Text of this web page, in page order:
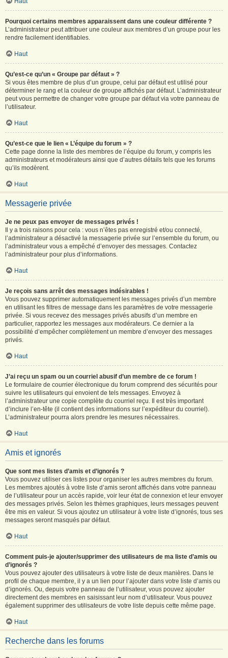
Pourquoi certains membres apparaissent dans une couleur différente ?
L’administrateur peut attribuer une couleur aux membres d’un groupe pour les
rendre facilement identifiables.
Haut
Qu’est-ce qu’un « Groupe par défaut » ?
Si vous êtes membre de plus d’un groupe, celui par défaut est utilisé pour
déterminer le rang et la couleur de groupe affichés par défaut. L’administrateur
peut vous permettre de changer votre groupe par défaut via votre panneau de
l’utilisateur.
Haut
Qu’est-ce que le lien « L’équipe du forum » ?
Cette page donne la liste des membres de l’équipe du forum, y compris les
administrateurs et modérateurs ainsi que d’autres détails tels que les forums
qu’ils modèrent.
Haut
Messagerie privée
Je ne peux pas envoyer de messages privés !
Il y a trois raisons pour cela : vous n’êtes pas enregistré et/ou connecté,
l’administrateur a désactivé la messagerie privée sur l’ensemble du forum, ou
l’administrateur vous a empêché d’envoyer des messages. Contactez
l’administrateur pour plus d’informations.
Haut
Je reçois sans arrêt des messages indésirables !
Vous pouvez supprimer automatiquement les messages privés d’un membre
en utilisant les filtres de message dans les paramètres de votre messagerie
privée. Si vous recevez des messages privés abusifs d’un membre en
particulier, rapportez les messages aux modérateurs. Ce dernier a la
possibilité d’empêcher complètement un membre d’envoyer des messages
privés.
Haut
J’ai reçu un spam ou un courriel abusif d’un membre de ce forum !
Le formulaire de courrier électronique du forum comprend des sécurités pour
suivre les utilisateurs qui envoient de tels messages. Envoyez à
l’administrateur une copie complète du courriel reçu. Il est très important
d’inclure l’en-tête (il contient des informations sur l’expéditeur du courriel).
L’administrateur pourra alors prendre les mesures nécessaires.
Haut
Amis et ignorés
Que sont mes listes d’amis et d’ignorés ?
Vous pouvez utiliser ces listes pour organiser les autres membres du forum.
Les membres ajoutés à votre liste d’amis seront affichés dans votre panneau
de l’utilisateur pour un accès rapide, voir leur état de connexion et leur envoyer
des messages privés. Selon les thèmes graphiques, leurs messages peuvent
être mis en valeur. Si vous ajoutez un utilisateur à votre liste d’ignorés, tous ses
messages seront masqués par défaut.
Haut
Comment puis-je ajouter/supprimer des utilisateurs de ma liste d’amis ou
d’ignorés ?
Vous pouvez ajouter des utilisateurs à votre liste de deux manières. Dans le
profil de chaque membre, il y a un lien pour l’ajouter dans votre liste d’amis ou
d’ignorés. Ou, depuis votre panneau de l’utilisateur, vous pouvez ajouter
directement des membres en saisissant leur nom d’utilisateur. Vous pouvez
également supprimer des utilisateurs de votre liste depuis cette même page.
Haut
Recherche dans les forums